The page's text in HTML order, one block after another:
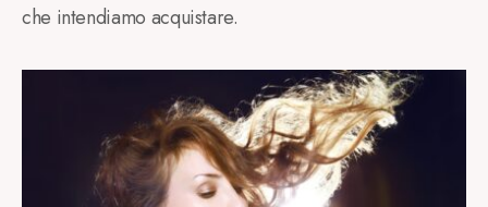
che intendiamo acquistare.